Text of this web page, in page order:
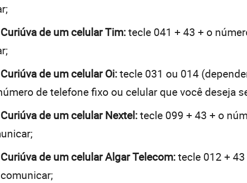
de um celular Tim:tecle 041 + 43 + o
de um celular Oi:tecle 031 ou 014
de telefone fixo ou celular que você deseja
de um celular Nextel:tecle 099 + 43 + o
de um celular Algar Telecom:tecle 012 +